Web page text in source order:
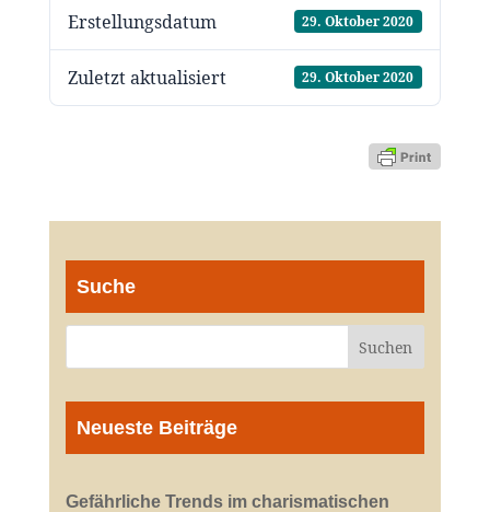
Erstellungsdatum 29. Oktober 2020
Zuletzt aktualisiert 29. Oktober 2020
Suche
Neueste Beiträge
Gefährliche Trends im charismatischen